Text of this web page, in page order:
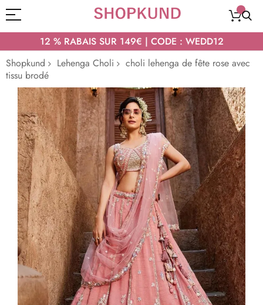
12 % RABAIS SUR 149€ | CODE : WEDD12
Shopkund
Lehenga Choli
choli lehenga de fête rose avec
tissu brodé
Passer
à
la
fin
de
la
galerie
d’images